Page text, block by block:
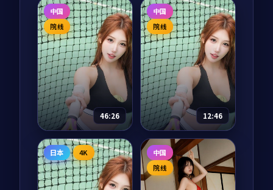
中国
院线
46:26
千里江山图
电视剧 2025
主演：张译、王凯 等
中国
院线
12:46
我们的丝绸之路
纪录片 2025
主演： 任达华、陈坤
日本 4K
中国
院线